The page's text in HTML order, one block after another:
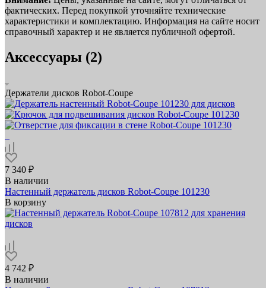
фактических. Перед покупкой уточняйте технические
характеристики и комплектацию. Информация на сайте носит
справочный характер и не является публичной офертой.
Аксессуары (2)
Держатели дисков Robot-Coupe
7 340 ₽
В наличии
Настенный держатель дисков Robot-Coupe 101230
В корзину
4 742 ₽
В наличии